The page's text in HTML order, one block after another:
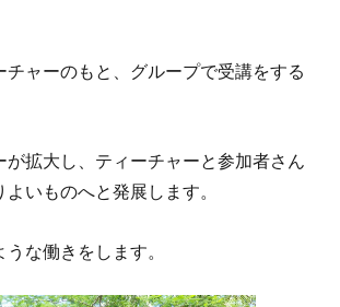
チャーのもと、グループで受講をする
が拡大し、ティーチャーと参加者さん
いものへと発展します。
な働きをします。